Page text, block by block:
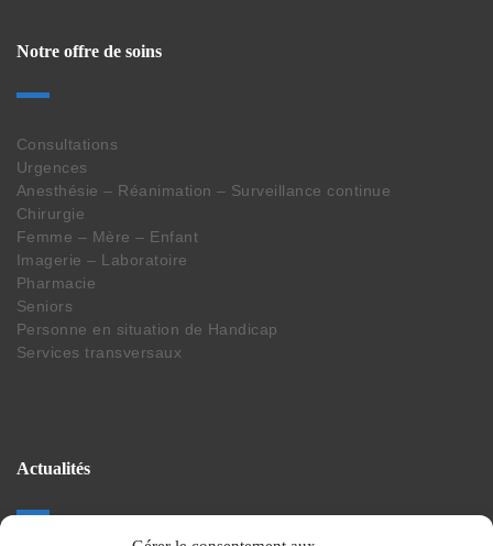
Notre offre de soins
Consultations
Urgences
Anesthésie – Réanimation – Surveillance continue
Chirurgie
Femme – Mère – Enfant
Imagerie – Laboratoire
Pharmacie
Seniors
Personne en situation de Handicap
Services transversaux
Actualités